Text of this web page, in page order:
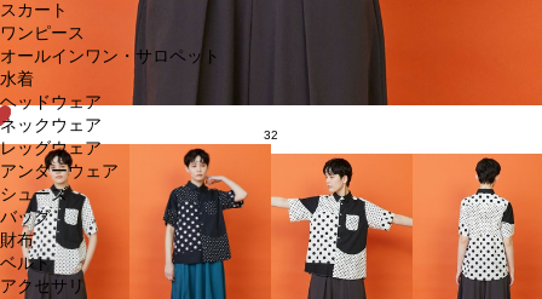
スカート
ワンピース
オールインワン・サロペット
水着
ヘッドウェア
ネックウェア
レッグウェア
アンダーウェア
シューズ
バッグ
財布
ベルト
アクセサリ
32